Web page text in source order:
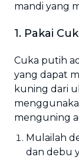
mandi yang
1. Pakai
Cuka putih
yang dapat
kuning dari
menguning
Mulailah
dan debu